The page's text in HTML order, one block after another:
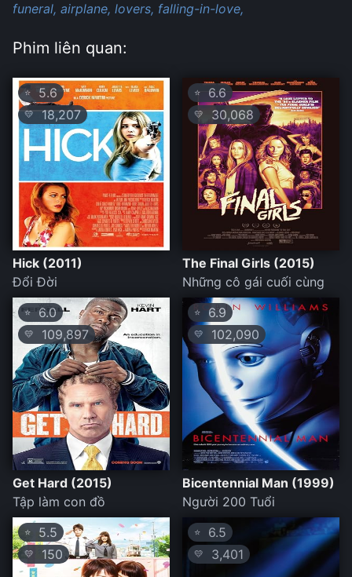
funeral, airplane, lovers, falling-in-love,
Phim liên quan:
⭐ 5.6
💛18,207
Hick (2011)
Đổi Đời
⭐ 6.6
💛 30,068
The Final Girls (2015)
Những cô gái cuối cùng
⭐ 6.0
💛 109,897
Get Hard (2015)
Tập làm con đồ
⭐ 6.9
💛 102,090
Bicentennial Man (1999)
Người 200 Tuổi
⭐ 5.5
💛 150
⭐ 6.5
💛 3,401